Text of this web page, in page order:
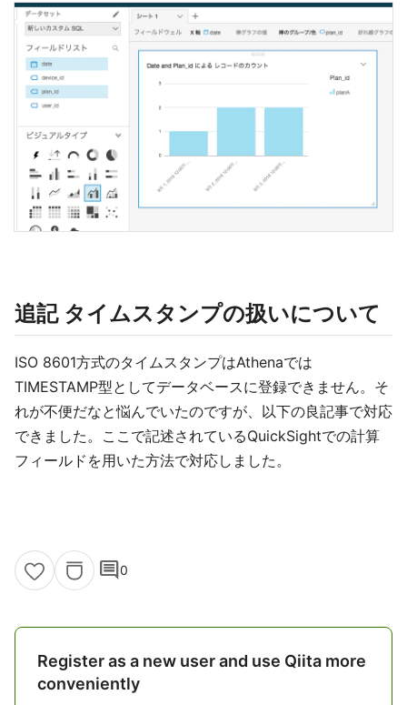
追記 タイムスタンプの扱いについて
ISO 8601方式のタイムスタンプはAthenaでは
TIMESTAMP型としてデータベースに登録できません。そ
れが不便だなと悩んでいたのですが、以下の良記事で対応
できました。ここで記述されているQuickSightでの計算
フィールドを用いた方法で対応しました。
comment0
Register as a new user and use Qiita more
conveniently